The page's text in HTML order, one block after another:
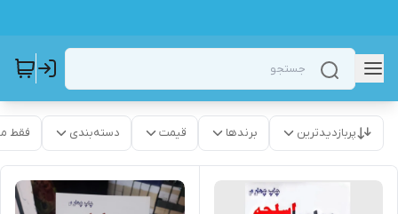
پربازدیدترین برندها قیمت دسته‌بندی فقط